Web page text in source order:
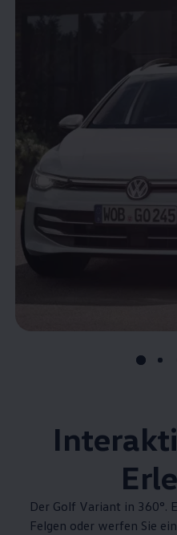
Der Golf Variant in 360°.
Felgen oder werfen Sie